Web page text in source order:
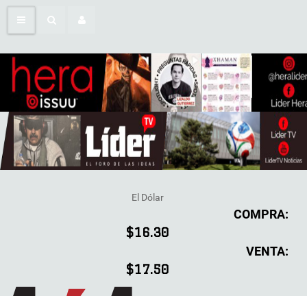
El Dólar
COMPRA:
$16.30
VENTA:
$17.50